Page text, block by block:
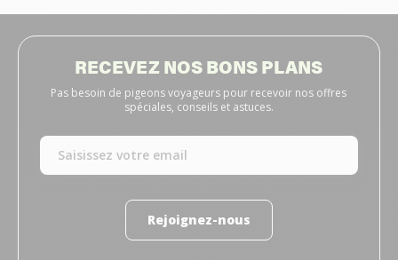
RECEVEZ NOS BONS PLANS
Pas besoin de pigeons voyageurs pour recevoir nos offres
spéciales, conseils et astuces.
Rejoignez-nous